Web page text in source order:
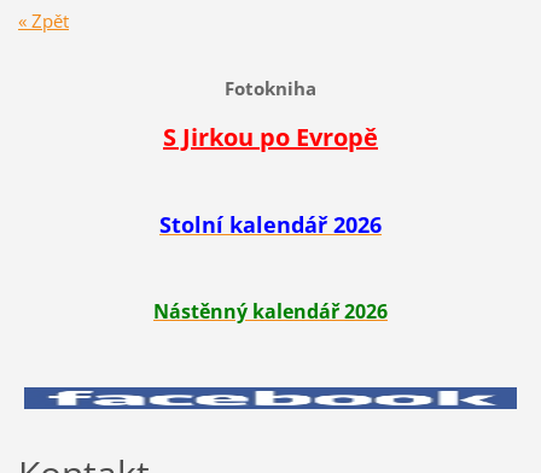
« Zpět
Fotokniha
S Jirkou po Evropě
Stolní kalendář 2026
Nástěnný kalendář 2026